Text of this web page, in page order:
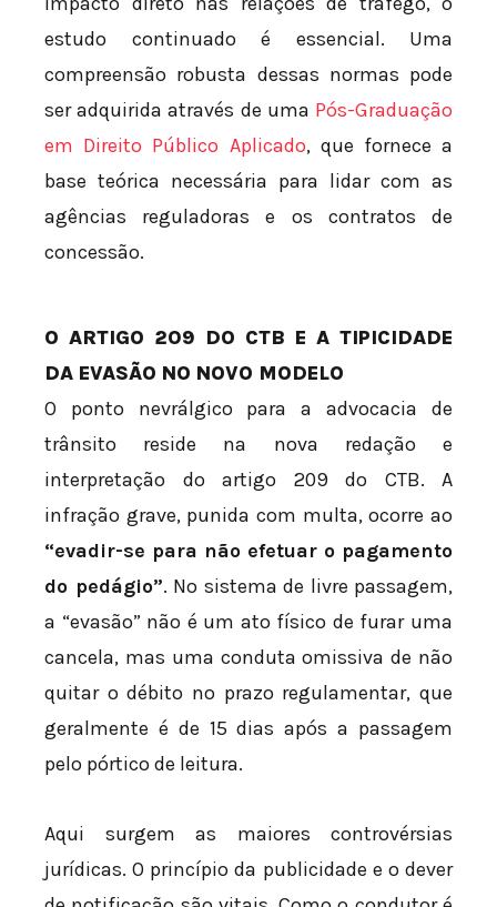
estudo continuado é essencial. Uma
compreensão robusta dessas normas pode
ser adquirida através de uma Pós-Graduação
em Direito Público Aplicado, que fornece a
base teórica necessária para lidar com as
agências reguladoras e os contratos de
concessão.
O ARTIGO 209 DO CTB E A TIPICIDADE
DA EVASÃO NO NOVO MODELO
O ponto nevrálgico para a advocacia de
trânsito reside na nova redação e
interpretação do artigo 209 do CTB. A
infração grave, punida com multa, ocorre ao
“evadir-se para não efetuar o pagamento
do pedágio”. No sistema de livre passagem,
a “evasão” não é um ato físico de furar uma
cancela, mas uma conduta omissiva de não
quitar o débito no prazo regulamentar, que
geralmente é de 15 dias após a passagem
pelo pórtico de leitura.
Aqui surgem as maiores controvérsias
jurídicas. O princípio da publicidade e o dever